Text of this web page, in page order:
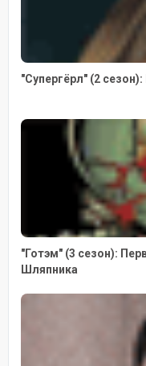
"Супергёрл" (2
"Готэм" (3 сезон):
Шляпника